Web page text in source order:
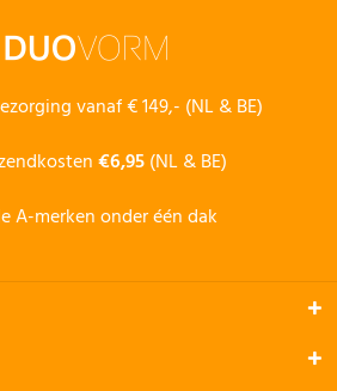
vanaf € 149,- (NL & BE)
€6,95(NL & BE)
A-merken onder één dak